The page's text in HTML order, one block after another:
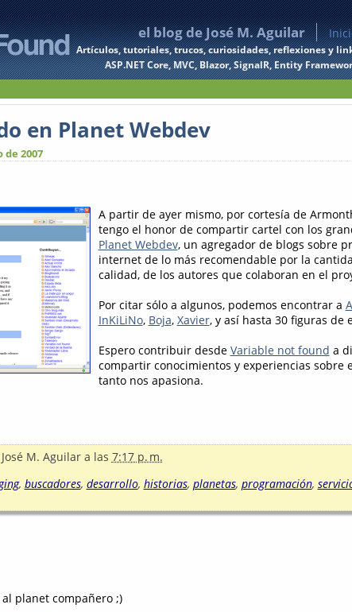
el blog de José M. Aguilar
Artículos, tutoriales, trucos, curiosidades, reflexiones y
ASP.NET Core, MVC, Blazor, SignalR, Entity
en Planet Webdev
2007
A partir de ayer mismo, por cortesía de
tengo el honor de compartir cartel con los
Planet Webdev, un agregador de blogs sobre
internet de lo más recomendable por la
calidad, de los autores que colaboran en el
Por citar sólo a algunos, podemos encontrar a
InKiLiNo, Boja, Xavier, y así hasta 30 figuras de
Espero contribuir desde Variable not found a
compartir conocimientos y experiencias sobre
tanto nos apasiona.
José M. Aguilar a las 7:17 p. m.
, buscadores, desarrollo, historias, planetas, programación,
planet compañero ;)